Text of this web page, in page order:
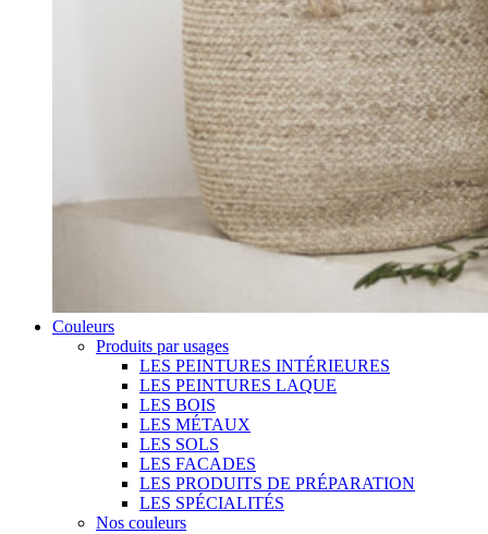
Couleurs
Produits par usages
LES PEINTURES INTÉRIEURES
LES PEINTURES LAQUE
LES BOIS
LES MÉTAUX
LES SOLS
LES FACADES
LES PRODUITS DE PRÉPARATION
LES SPÉCIALITÉS
Nos couleurs